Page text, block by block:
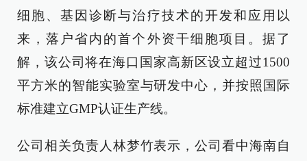
细胞、基因诊断与治疗技术的开发和应用以
来，落户省内的首个外资干细胞项目。据了
解，该公司将在海口国家高新区设立超过1500
平方米的智能实验室与研发中心，并按照国际
标准建立GMP认证生产线。
公司相关负责人林梦竹表示，公司看中海南自